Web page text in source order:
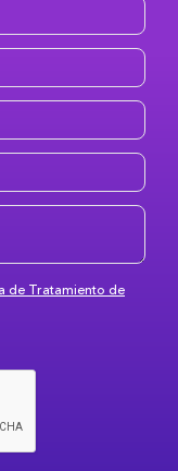
de Tratamiento de